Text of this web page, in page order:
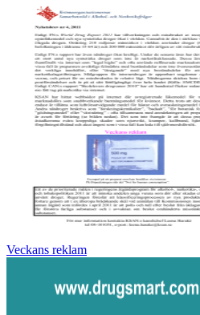
Veckans reklam